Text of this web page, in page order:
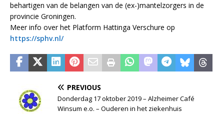
behartigen van de belangen van de (ex-)mantelzorgers in de
provincie Groningen.
Meer info over het Platform Hattinga Verschure op
https://sphv.nl/
PREVIOUS
Donderdag 17 oktober 2019 – Alzheimer Café
Winsum e.o. – Ouderen in het ziekenhuis